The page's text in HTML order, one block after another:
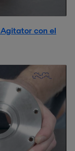
con el